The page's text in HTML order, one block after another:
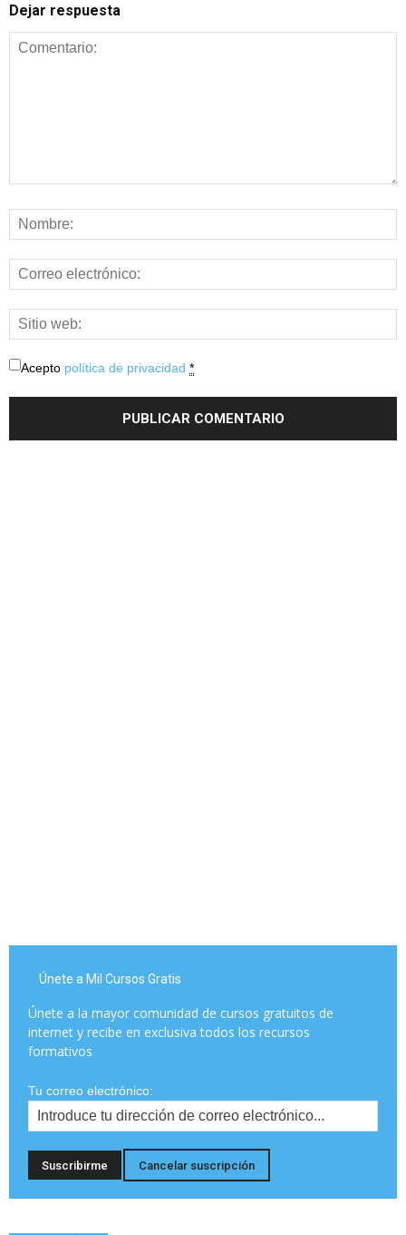
Dejar respuesta
Acepto política de privacidad *
Únete a Mil Cursos Gratis
Únete a la mayor comunidad de cursos gratuitos de
internet y recibe en exclusiva todos los recursos
formativos
Tu correo electrónico: